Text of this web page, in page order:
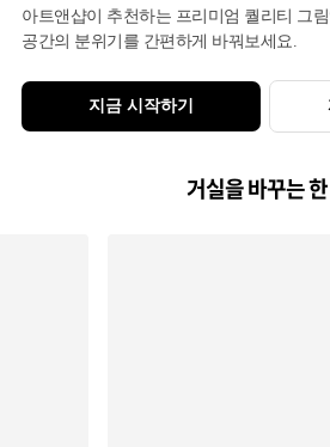
아트앤샵이 추천하는 프리미엄 퀄리티 그
공간의 분위기를 간편하게 바꿔보세요.
지금 시작하기
거실을 바꾸는